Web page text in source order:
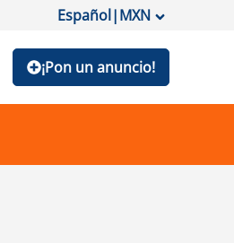
Español|MXN
¡Pon un anuncio!